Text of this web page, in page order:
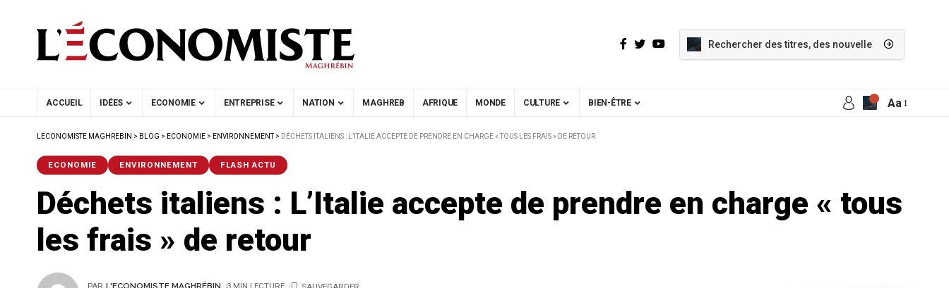
ACCUEIL IDÉES ECONOMIE ENTREPRISE NATION MAGHREB AFRIQUE MONDE CULTURE BIEN-ÊTRE Aa
LECONOMISTE MAGHREBIN > BLOG > ECONOMIE > ENVIRONNEMENT> DÉCHETS ITALIENS : L’ITALIE ACCEPTE DE PRENDRE EN CHARGE « TOUS LES FRAIS » DE RETOUR
ECONOMIE ENVIRONNEMENT FLASH ACTU
Déchets italiens : L’Italie accepte de prendre en charge « tous
les frais » de retour
PAR L'ECONOMISTE MAGHRÉBIN 3 MIN LECTURE